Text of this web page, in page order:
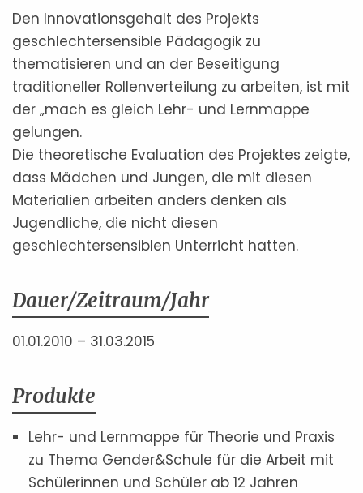
Den Innovationsgehalt des Projekts
geschlechtersensible Pädagogik zu
thematisieren und an der Beseitigung
traditioneller Rollenverteilung zu arbeiten, ist mit
der „mach es gleich Lehr- und Lernmappe
gelungen.
Die theoretische Evaluation des Projektes zeigte,
dass Mädchen und Jungen, die mit diesen
Materialien arbeiten anders denken als
Jugendliche, die nicht diesen
geschlechtersensiblen Unterricht hatten.
Dauer/Zeitraum/Jahr
01.01.2010 – 31.03.2015
Produkte
Lehr- und Lernmappe für Theorie und Praxis
zu Thema Gender&Schule für die Arbeit mit
Schülerinnen und Schüler ab 12 Jahren